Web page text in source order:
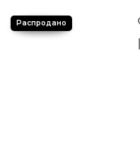
Летние шины 265/40
Летние шины 265/40 R21